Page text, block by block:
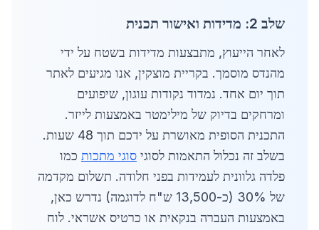
שלב 2: מדידות ואישור תכנית
לאחר הייעוץ, מתבצעות מדידות בשטח על ידי
מהנדס מוסמך. בקריית מוצקין, אנו מגיעים לאתר
תוך יום אחד. נמדוד נקודות עוגון, שיפועים
ומרחקים בדיוק של מילימטר באמצעות לייזר.
התכנית הסופית מאושרת על ידכם תוך 48 שעות.
בשלב זה נכלול התאמות לסוגי סוגי מתכות כמו
פלדה גלוונית לעמידות בפני חלודה. תשלום מקדמה
של 30% (כ-13,500 ש"ח לדוגמה) נדרש כאן,
באמצעות העברה בנקאית או כרטיס אשראי. לוח